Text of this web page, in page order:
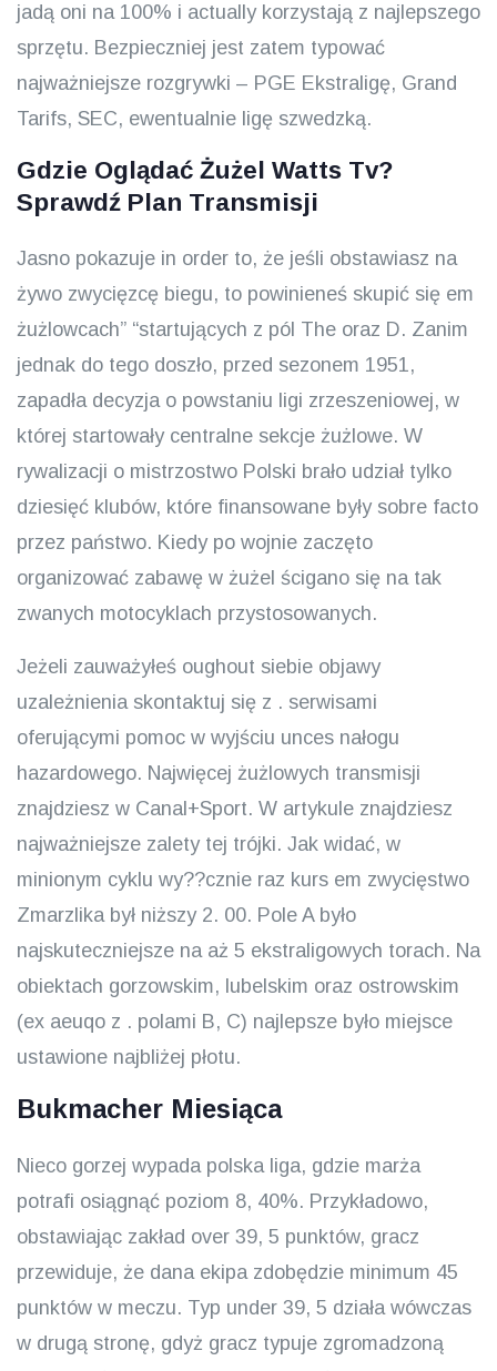
jadą oni na 100% i actually korzystają z najlepszego
sprzętu. Bezpieczniej jest zatem typować
najważniejsze rozgrywki – PGE Ekstraligę, Grand
Tarifs, SEC, ewentualnie ligę szwedzką.
Gdzie Oglądać Żużel Watts Tv?
Sprawdź Plan Transmisji
Jasno pokazuje in order to, że jeśli obstawiasz na
żywo zwycięzcę biegu, to powinieneś skupić się em
żużlowcach” “startujących z pól The oraz D. Zanim
jednak do tego doszło, przed sezonem 1951,
zapadła decyzja o powstaniu ligi zrzeszeniowej, w
której startowały centralne sekcje żużlowe. W
rywalizacji o mistrzostwo Polski brało udział tylko
dziesięć klubów, które finansowane były sobre facto
przez państwo. Kiedy po wojnie zaczęto
organizować zabawę w żużel ścigano się na tak
zwanych motocyklach przystosowanych.
Jeżeli zauważyłeś oughout siebie objawy
uzależnienia skontaktuj się z . serwisami
oferującymi pomoc w wyjściu unces nałogu
hazardowego. Najwięcej żużlowych transmisji
znajdziesz w Canal+Sport. W artykule znajdziesz
najważniejsze zalety tej trójki. Jak widać, w
minionym cyklu wy??cznie raz kurs em zwycięstwo
Zmarzlika był niższy 2. 00. Pole A było
najskuteczniejsze na aż 5 ekstraligowych torach. Na
obiektach gorzowskim, lubelskim oraz ostrowskim
(ex aeuqo z . polami B, C) najlepsze było miejsce
ustawione najbliżej płotu.
Bukmacher Miesiąca
Nieco gorzej wypada polska liga, gdzie marża
potrafi osiągnąć poziom 8, 40%. Przykładowo,
obstawiając zakład over 39, 5 punktów, gracz
przewiduje, że dana ekipa zdobędzie minimum 45
punktów w meczu. Typ under 39, 5 działa wówczas
w drugą stronę, gdyż gracz typuje zgromadzoną